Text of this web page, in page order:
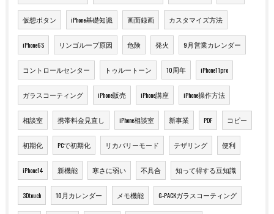
仮想ボタン iPhone基礎知識 画面録画 カスタマイズ方法
iPhone6S リンゴループ原因 危険 発火 9月営業カレンダー
コントロールセンター トゥルートーン 10周年 iPhone11pro
ガラスコーティング iPhone販売 iPhone講座 iPhone操作方法
相談室 携帯料金見直し iPhone相談室 新事業 PDF コピー
初期化 PCで初期化 リカバリーモード テザリング 便利
iPhone14 新機能 寒さに弱い 不具合 知って得する豆知識
3Dtouch 10月カレンダー メモ機能 G-PACKガラスコーティング